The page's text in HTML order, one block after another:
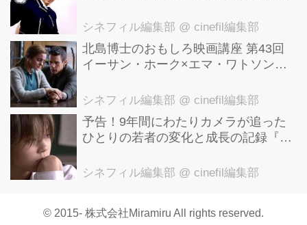
ナショナル・パノラマ部門"に正式招
シネフィル編集部 @ cinefil編集部
北島博士のおもしろ映画講座 第43回
イーサン・ホーク×エマ・ワトソン。
基づく衝撃のサスペンス『リグレッシ
シネフィル編集部 @ cinefil編集部
予告！9年間にわたりカメラが追った
ひとりの若者の変化と成長の記録『ぼ
実の9年間』
シネフィル編集部 @ cinefil編集部
© 2015- 株式会社Miramiru All rights reserved.